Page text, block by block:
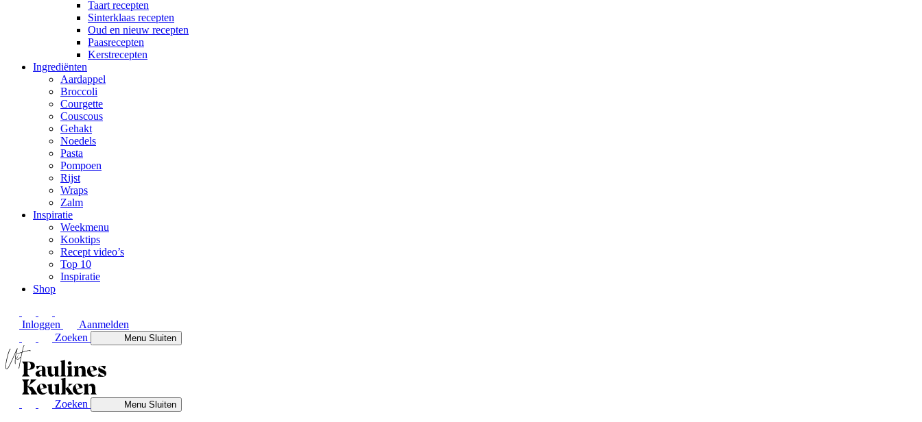
Taart recepten
Sinterklaas recepten
Oud en nieuw recepten
Paasrecepten
Kerstrecepten
Ingrediënten
Aardappel
Broccoli
Courgette
Couscous
Gehakt
Noedels
Pasta
Pompoen
Rijst
Wraps
Zalm
Inspiratie
Weekmenu
Kooktips
Recept video’s
Top 10
Inspiratie
Shop
Inloggen
Aanmelden
Zoeken
MenuSluiten
Zoeken MenuSluiten